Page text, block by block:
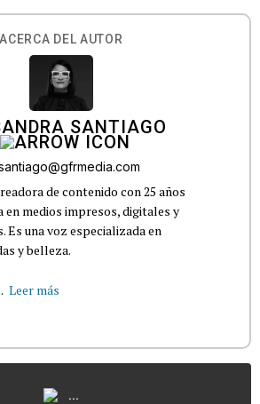
ACERCA DEL AUTOR
SANTIAGO
de contenido con 25 años
en medios impresos, digitales y
Es una voz especializada en
y belleza.
Leer más
...